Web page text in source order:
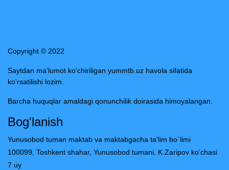
Copyright © 2022
Saytdan ma'lumot ko'chiriligan yummtb.uz havola sifatida
ko'rsatilishi lozim.
Barcha huquqlar amaldagi qonunchilik doirasida himoyalangan.
Bog'lanish
Yunusobod tuman maktab va maktabgacha ta'lim bo`limi
100099, Toshkent shahar, Yunusobod tumani, K.Zaripov ko‘chasi
7 uy